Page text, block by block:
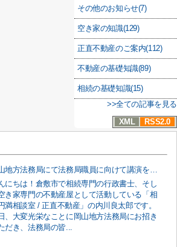
その他のお知らせ(7)
空き家の知識(129)
正直不動産のご案内(112)
不動産の基礎知識(89)
相続の基礎知識(15)
>>全ての記事を見る
XML
RSS2.0
岡山地方法務局にて法務局職員に向けて講演をしました！ー倉敷市で空き家のことなら正直不動産へー
にちは！倉敷市で相続専門の行政書士、そし
き家専門の不動産屋として活動している「相
満相談室 / 正直不動産」の内川良太郎です。
、大変光栄なことに岡山地方法務局にお招き
だき、法務局の皆...